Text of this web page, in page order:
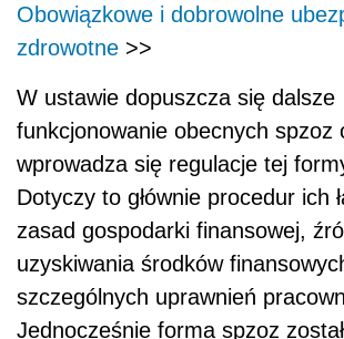
Obowiązkowe i dobrowolne
zdrowotne >>
W ustawie dopuszcza się dalsze
funkcjonowanie obecnych spzoz
wprowadza się regulacje tej
Dotyczy to głównie procedur ich
zasad gospodarki finansowej,
uzyskiwania środków
szczególnych uprawnień
Jednocześnie forma spzoz